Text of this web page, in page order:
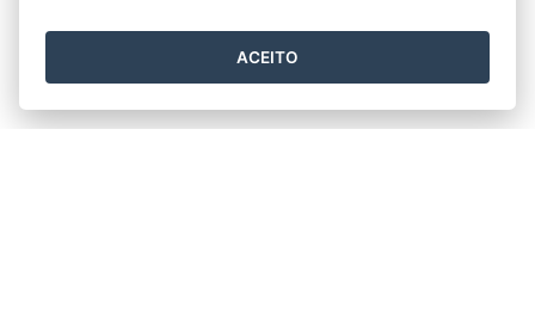
ACEITO